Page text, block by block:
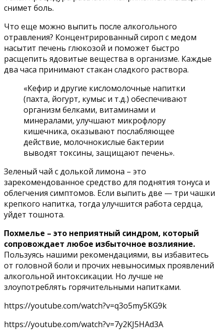
снимет боль.
Что еще можно выпить после алкогольного
отравления? Концентрированный сироп с медом
насытит печень глюкозой и поможет быстро
расщепить ядовитые вещества в организме. Каждые
два часа принимают стакан сладкого раствора.
«Кефир и другие кисломолочные напитки
(пахта, йогурт, кумыс и т.д.) обеспечивают
организм белками, витаминами и
минералами, улучшают микрофлору
кишечника, оказывают послабляющее
действие, молочнокислые бактерии
выводят токсины, защищают печень».
Зеленый чай с долькой лимона – это
зарекомендованное средство для поднятия тонуса и
облегчения симптомов. Если выпить две — три чашки
крепкого напитка, тогда улучшится работа сердца,
уйдет тошнота.
Похмелье – это неприятный синдром, который
сопровождает любое избыточное возлияние.
Пользуясь нашими рекомендациями, вы избавитесь
от головной боли и прочих невыносимых проявлений
алкогольной интоксикации. Но лучше не
злоупотреблять горячительными напитками.
https://youtube.com/watch?v=q3o5my5KG9k
https://youtube.com/watch?v=7y2KJ5HAd3A